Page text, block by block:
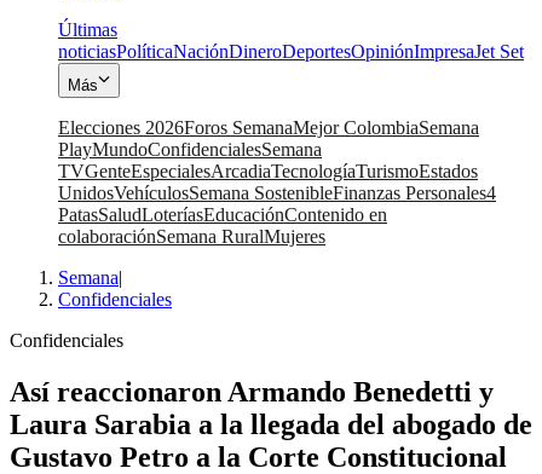
Últimas
noticiasPolíticaNaciónDineroDeportesOpiniónImpresaJet Set
Más
Elecciones 2026Foros SemanaMejor ColombiaSemana
PlayMundoConfidencialesSemana
TVGenteEspecialesArcadiaTecnologíaTurismoEstados
UnidosVehículosSemana SostenibleFinanzas Personales4
PatasSaludLoteríasEducaciónContenido en
colaboraciónSemana RuralMujeres
Semana|
Confidenciales
Confidenciales
Así reaccionaron Armando Benedetti y
Laura Sarabia a la llegada del abogado de
Gustavo Petro a la Corte Constitucional